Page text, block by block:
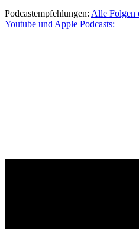
Podcastempfehlungen: Alle Folgen
Youtube und Apple Podcasts: